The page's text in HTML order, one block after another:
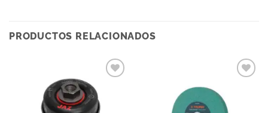
PRODUCTOS RELACIONADOS
Añadir
a la
lista
lista